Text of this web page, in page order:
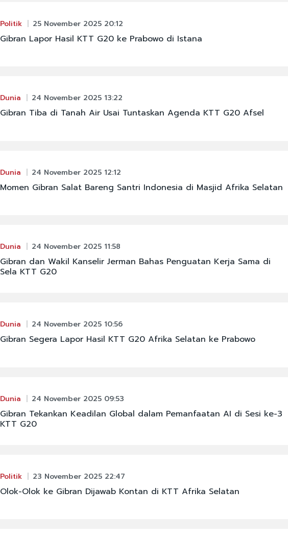
Politik 25 November 2025 20:12
Gibran Lapor Hasil KTT G20 ke Prabowo di Istana
Dunia 24 November 2025 13:22
Gibran Tiba di Tanah Air Usai Tuntaskan Agenda KTT G20 Afsel
Dunia 24 November 2025 12:12
Momen Gibran Salat Bareng Santri Indonesia di Masjid Afrika Selatan
Dunia 24 November 2025 11:58
Gibran dan Wakil Kanselir Jerman Bahas Penguatan Kerja Sama di
Sela KTT G20
Dunia 24 November 2025 10:56
Gibran Segera Lapor Hasil KTT G20 Afrika Selatan ke Prabowo
Dunia 24 November 2025 09:53
Gibran Tekankan Keadilan Global dalam Pemanfaatan AI di Sesi ke-3
KTT G20
Politik 23 November 2025 22:47
Olok-Olok ke Gibran Dijawab Kontan di KTT Afrika Selatan
#CHELSEA
#JAKARTA
#SELAMAT GINTING
#KABINET BAYANGAN
#JAKARTA
#KABINET BAYANGAN